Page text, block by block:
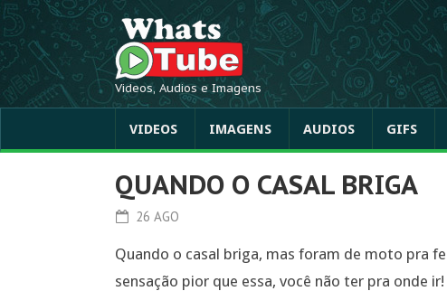
Videos, Audios e Imagens
VIDEOS IMAGENS AUDIOS GIFS
QUANDO O CASAL BRIGA
26 AGO
Quando o casal briga, mas foram de moto pra
sensação pior que essa, você não ter pra onde ir!